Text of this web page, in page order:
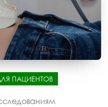
ПАЦИЕНТОВ